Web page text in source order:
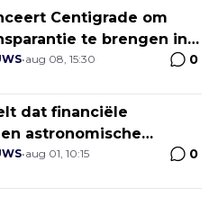
Centigrade om
te brengen in
markten
•aug 08, 15:30 0
dat financiële
astronomische
kunnen besparen met
•aug 01, 10:15 0